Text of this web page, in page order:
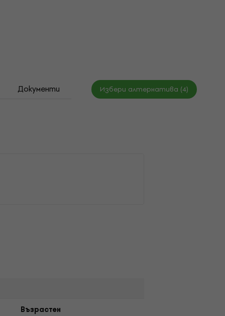
Документи Таблица с размери
Избери алтернатива (4)
Възрастен